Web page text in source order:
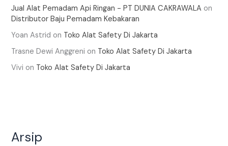
Jual Alat Pemadam Api Ringan - PT DUNIA CAKRAWALA on
Distributor Baju Pemadam Kebakaran
Yoan Astrid on Toko Alat Safety Di Jakarta
Trasne Dewi Anggreni on Toko Alat Safety Di Jakarta
Vivi on Toko Alat Safety Di Jakarta
Arsip